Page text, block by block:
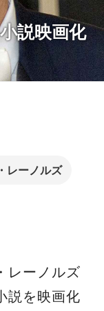
説映画化
レーノルズ
レーノルズ
説を映画化